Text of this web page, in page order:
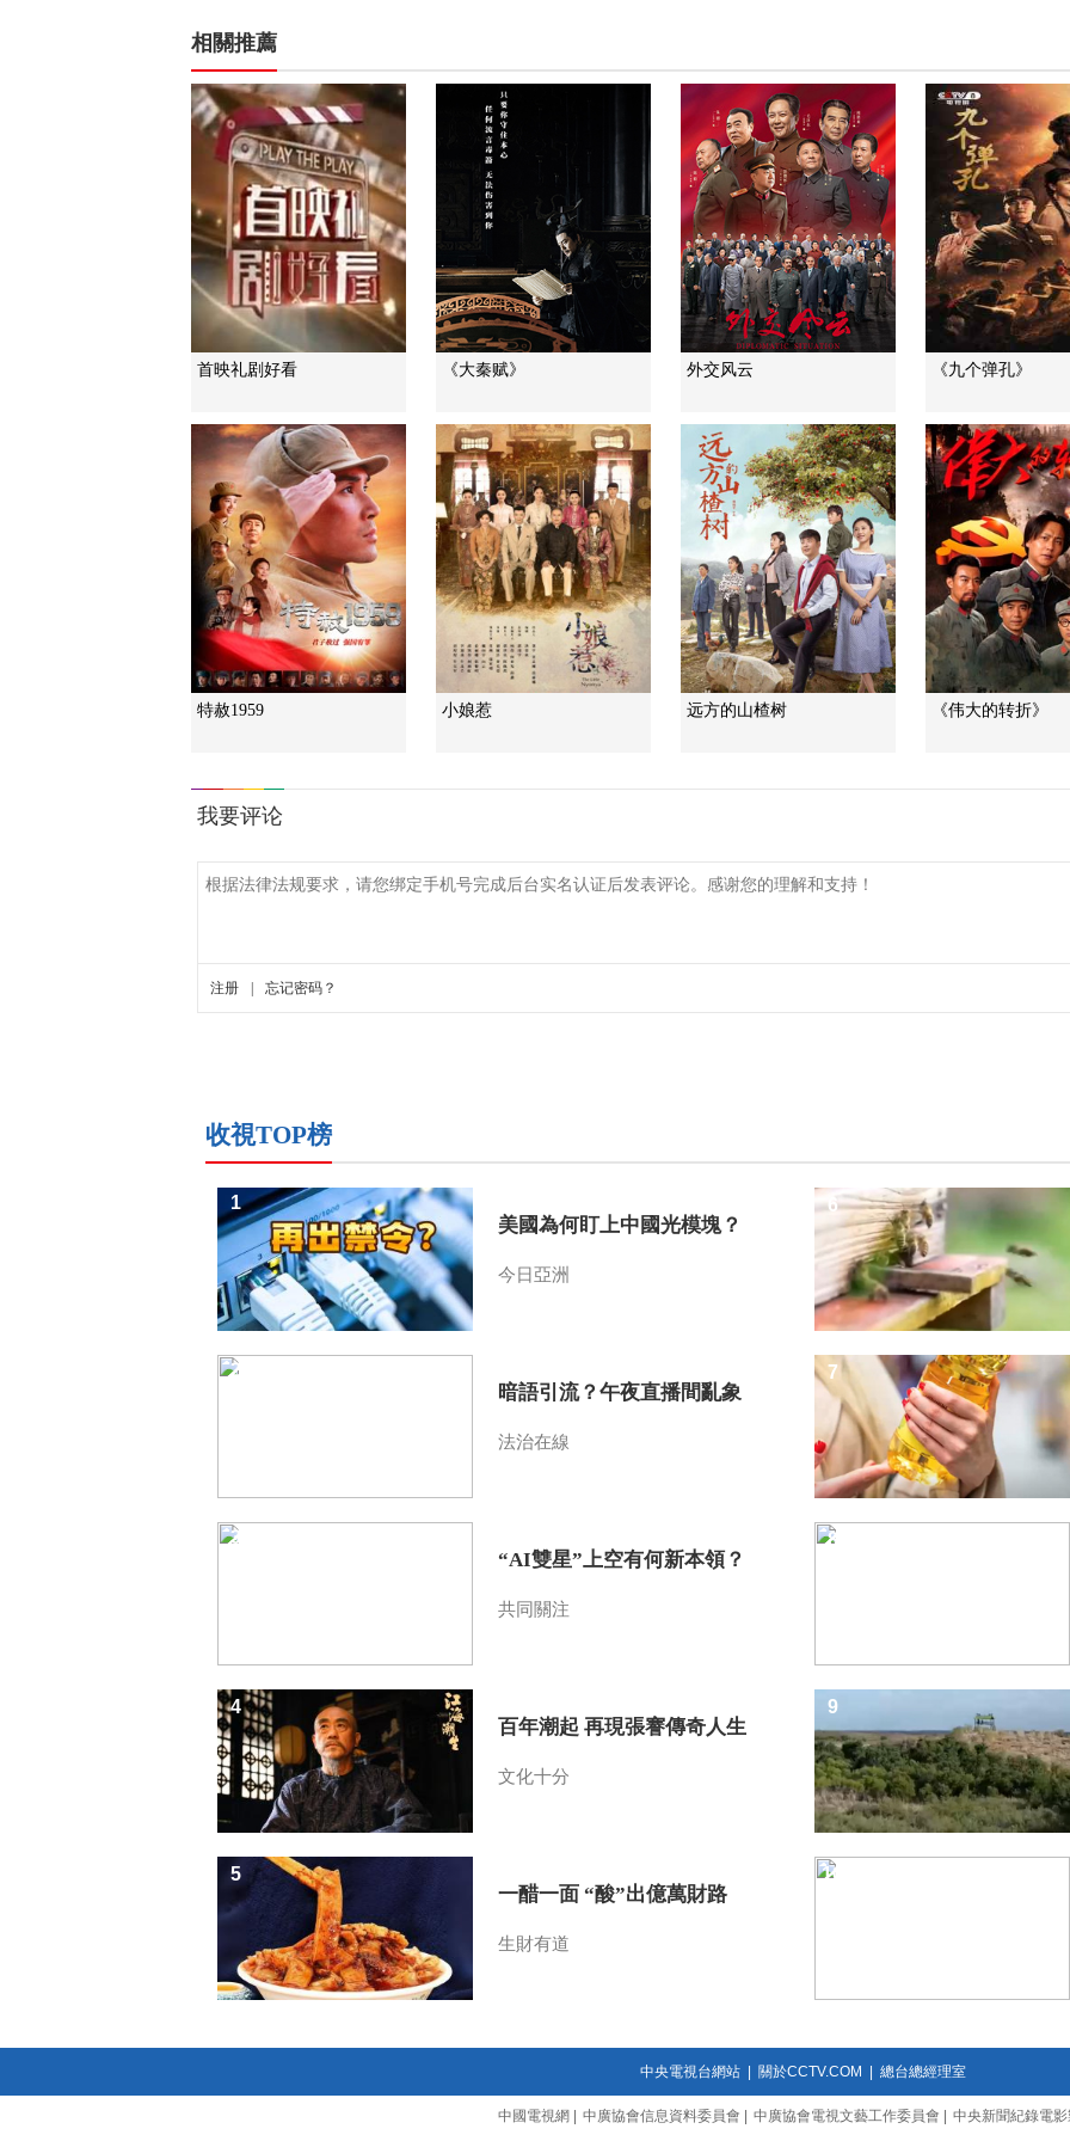
相關推薦
首映礼剧好看 《大秦赋》 外交风云 《九个弹孔》
特赦1959 小娘惹 远方的山楂树 《伟大的转折》
收視TOP榜
美國為何盯上中國光模塊？
今日亞洲
1
暗語引流？午夜直播間亂象
法治在線
2
“AI雙星”上空有何新本領？
共同關注
3
百年潮起 再現張謇傳奇人生
文化十分
4
一醋一面 “酸”出億萬財路
生財有道
5
6
7
8
9
10
中央電視台網站| 關於CCTV.COM 總台總經理室
中國電視網 中廣協會信息資料委員會 中廣協會電視文藝工作委員會 中央新聞紀錄電